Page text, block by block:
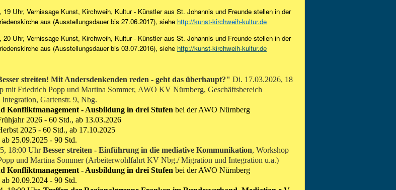
19 Uhr, Vernissage Kunst, Kirchweih, Kultur - Künstler aus St. Johannis und Freunde stellen in der
aus (Ausstellungsdauer bis 27.06.2017), siehe http://kunst-kirchweih-kultur.de
20 Uhr, Vernissage Kunst, Kirchweih, Kultur - Künstler aus St. Johannis und Freunde stellen in der
aus (Ausstellungsdauer bis 03.07.2016), siehe http://kunst-kirchweih-kultur.de
streiten! Mit Andersdenkenden reden - geht das überhaupt?" Di. 17.03.2026, 18
mit Friedrich Popp und Martina Sommer, AWO KV Nürnberg, Geschäftsbereich
Gartenstr. 9, Nbg.
Konfliktmanagement - Ausbildung in drei Stufen bei der AWO Nürnberg
2026 - 60 Std., ab 13.03.2026
2025 - 60 Std., ab 17.10.2025
25.09.2025 - 90 Std.
18:00 UhrBesser streiten - Einführung in die mediative Kommunikation, Workshop
und Martina Sommer (Arbeiterwohlfahrt KV Nbg./ Migration und Integration u.a.)
Konfliktmanagement - Ausbildung in drei Stufen bei der AWO Nürnberg
20.09.2024 - 90 Std.